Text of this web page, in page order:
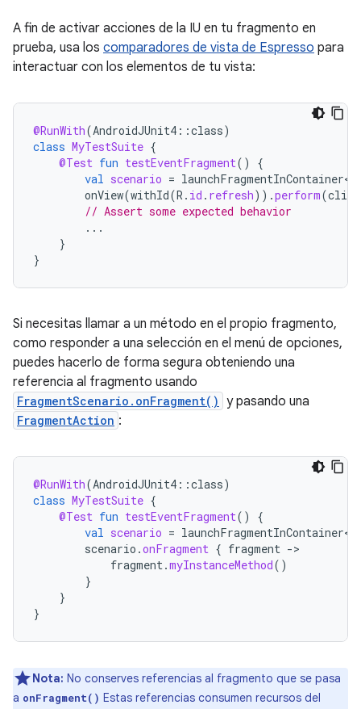
A fin de activar acciones de la IU en tu fragmento en
prueba, usa los comparadores de vista de Espresso para
interactuar con los elementos de tu vista:
@RunWith(AndroidJUnit4 ::class)
class MyTestSuite {
@Test fun testEventFragment()
{
val scenario =
onView(withId(R . id . refresh)).perform(click
// Assert some expected behavior
...
}
}
Si necesitas llamar a un método en el propio fragmento,
como responder a una selección en el menú de opciones,
puedes hacerlo de forma segura obteniendo una
referencia al fragmento usando
FragmentScenario.onFragment() y pasando una
FragmentAction :
@RunWith(AndroidJUnit4 ::class)
class MyTestSuite {
@Test fun testEventFragment()
{
val scenario =
scenario .onFragment { fragment -
fragment.myInstanceMethod()
}
}
}
Nota: No conserves referencias al fragmento que se pasa
a onFragment() Estas referencias consumen recursos del